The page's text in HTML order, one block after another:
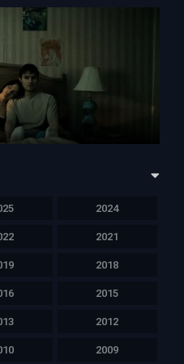
2024
2021
2018
2015
2012
2009